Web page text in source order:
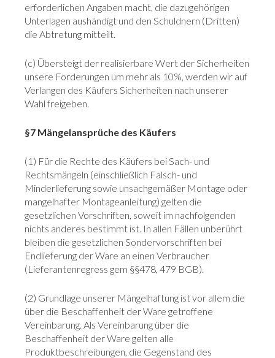
erforderlichen Angaben macht, die dazugehörigen
Unterlagen aushändigt und den Schuldnern (Dritten)
die Abtretung mitteilt.
(c) Übersteigt der realisierbare Wert der Sicherheiten
unsere Forderungen um mehr als 10%, werden wir auf
Verlangen des Käufers Sicherheiten nach unserer
Wahl freigeben.
§7 Mängelansprüche des Käufers
(1) Für die Rechte des Käufers bei Sach- und
Rechtsmängeln (einschließlich Falsch- und
Minderlieferung sowie unsachgemäßer Montage oder
mangelhafter Montageanleitung) gelten die
gesetzlichen Vorschriften, soweit im nachfolgenden
nichts anderes bestimmt ist. In allen Fällen unberührt
bleiben die gesetzlichen Sondervorschriften bei
Endlieferung der Ware an einen Verbraucher
(Lieferantenregress gem §§478, 479 BGB).
(2) Grundlage unserer Mängelhaftung ist vor allem die
über die Beschaffenheit der Ware getroffene
Vereinbarung. Als Vereinbarung über die
Beschaffenheit der Ware gelten alle
Produktbeschreibungen, die Gegenstand des